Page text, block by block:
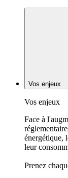
Vos enjeux
Vos enjeux
Face à
énergétique,
leur
Prenez